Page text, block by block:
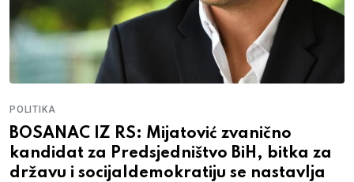
POLITIKA
BOSANAC IZ RS: Mijatović zvanično
kandidat za Predsjedništvo BiH, bitka za
državu i socijaldemokratiju se nastavlja